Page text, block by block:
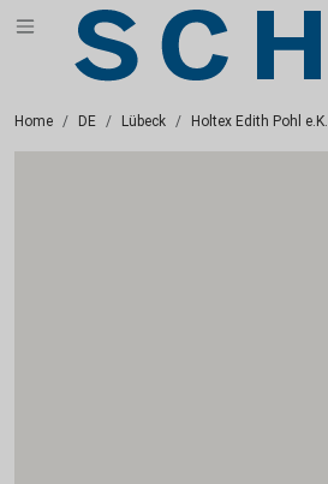
Home DE Lübeck Holtex Edith Pohl e.K.